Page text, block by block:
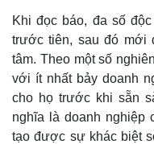
Khi đọc báo, đa số
trước tiên, sau đó mới
tâm. Theo một số
với ít nhất bảy doanh
cho họ trước khi sẵn
nghĩa là doanh nghiệp
tạo được sự khác biệt